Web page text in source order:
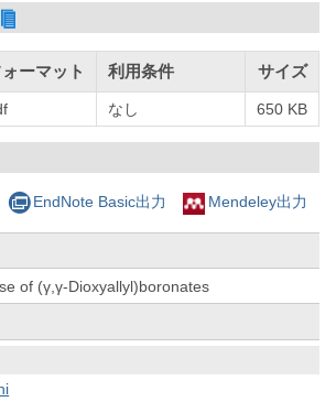
ーマット 利用条件 サイズ
なし 650 KB
EndNote Basic出力 Mendeley出力
of (γ,γ-Dioxyallyl)boronates